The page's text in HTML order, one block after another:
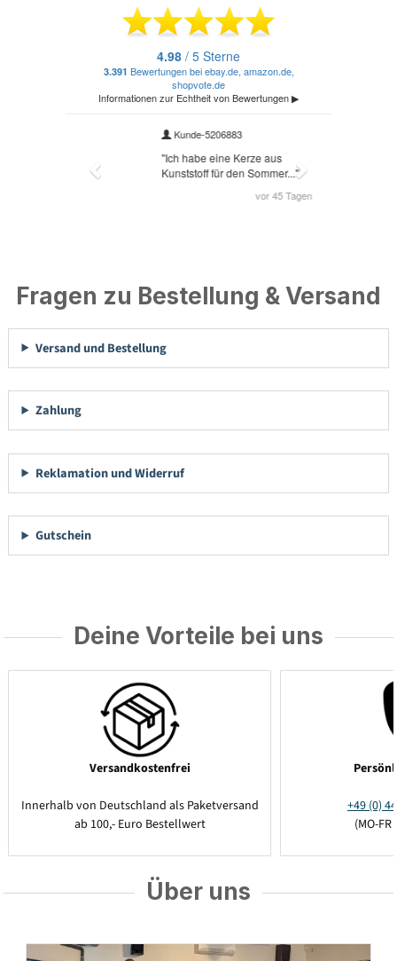
Fragen zu Bestellung & Versand
Versand und Bestellung
Zahlung
Reklamation und Widerruf
Gutschein
Deine Vorteile bei uns
Versandkostenfrei
Innerhalb von Deutschland als Paketversand
ab 100,- Euro Bestellwert
+49 (0)
(MO-
Über uns